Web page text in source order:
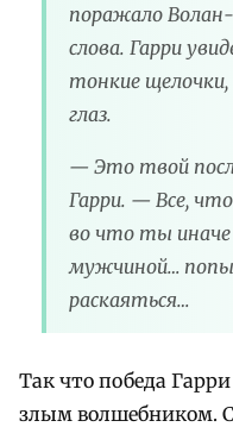
поражало
слова. Гарри
тонкие щелочки,
глаз.
— Это твой
Гарри. — Все,
во что ты иначе
мужчиной…
раскаяться…
Так что победа
злым волшебником.